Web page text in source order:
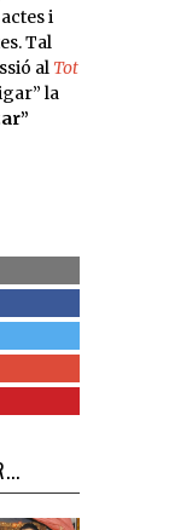
i
Tal
al Tot
la